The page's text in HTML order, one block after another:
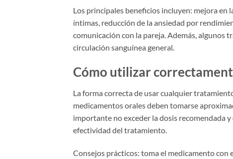
Los principales beneficios incluyen: mejora en
íntimas, reducción de la ansiedad por
comunicación con la pareja. Además, algunos
circulación sanguínea general.
Cómo utilizar
La forma correcta de usar cualquier
medicamentos orales deben tomarse
importante no exceder la dosis recomendada
efectividad del tratamiento.
Consejos prácticos: toma el medicamento con